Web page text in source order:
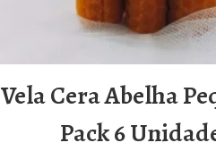
Vela Cera Abelha
Pack 6